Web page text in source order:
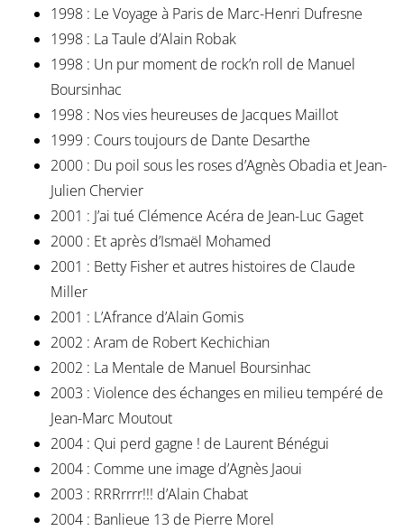
1998 : Le Voyage à Paris de Marc-Henri Dufresne
1998 : La Taule d’Alain Robak
1998 : Un pur moment de rock’n roll de Manuel
Boursinhac
1998 : Nos vies heureuses de Jacques Maillot
1999 : Cours toujours de Dante Desarthe
2000 : Du poil sous les roses d’Agnès Obadia et Jean-
Julien Chervier
2001 : J’ai tué Clémence Acéra de Jean-Luc Gaget
2000 : Et après d’Ismaël Mohamed
2001 : Betty Fisher et autres histoires de Claude
Miller
2001 : L’Afrance d’Alain Gomis
2002 : Aram de Robert Kechichian
2002 : La Mentale de Manuel Boursinhac
2003 : Violence des échanges en milieu tempéré de
Jean-Marc Moutout
2004 : Qui perd gagne ! de Laurent Bénégui
2004 : Comme une image d’Agnès Jaoui
2003 : RRRrrrr!!! d’Alain Chabat
2004 : Banlieue 13 de Pierre Morel